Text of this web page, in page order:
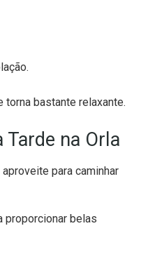
bastante relaxante.
Tarde na Orla
para caminhar
proporcionar belas